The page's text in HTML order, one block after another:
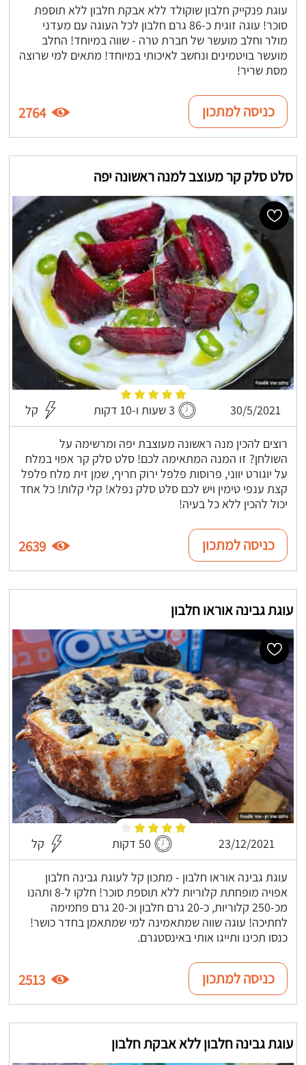
עוגת פנקייק חלבון שוקולד ללא אבקת חלבון ללא תוספת
סוכר! עוגה זוגית כ-86 גרם חלבון לכל העוגה עם מעדני
מולר וחלב מועשר של חברת טרה - שווה במיוחד! החלב
מועשר בויטמינים ונחשב לאיכותי במיוחד! מתאים למי שרוצה
מסת שריר!
כניסה למתכון 2764
סלט סלק קר מעוצב למנה ראשונה יפה
30/5/2021 3 שעות ו-10 דקות קל
רוצים להכין מנה ראשונה מעוצבת יפה ומרשימה על
השולחן? זו המנה המתאימה לכם! סלט סלק קר אפוי במלח
על יוגורט יווני, פרוסות פלפל ירוק חריף, שמן זית מלח פלפל
קצת ענפי טימין ויש לכם סלט סלק נפלא! קלי קלות! כל אחד
יכול להכין ללא כל בעיה!
כניסה למתכון 2639
עוגת גבינה אוראו חלבון
23/12/2021 50 דקות קל
עוגת גבינה אוראו חלבון - מתכון קל לעוגת גבינה חלבון
אפויה מופחתת קלוריות ללא תוספת סוכר! חלקו ל-8 ותהנו
מכ-250 קלוריות, כ-20 גרם חלבון וכ-20 גרם פחמימה
לחתיכה! עוגה שווה שמתאמינה למי שמתאמן בחדר כושר!
כנסו תכינו ותייגו אותי באינסטגרם.
כניסה למתכון 2513
עוגת גבינה חלבון ללא אבקת חלבון